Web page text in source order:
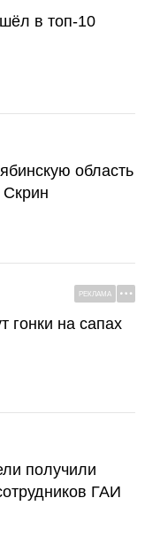
в топ-10
область
РЕКЛАМА
гонки на сапах
получили
ГАИ